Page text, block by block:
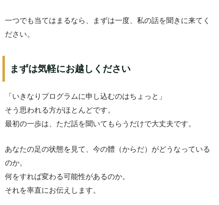
一つでも当てはまるなら、まずは一度、私の話を聞きに来てく
ださい。
まずは気軽にお越しください
「いきなりプログラムに申し込むのはちょっと」
そう思われる方がほとんどです。
最初の一歩は、ただ話を聞いてもらうだけで大丈夫です。
あなたの足の状態を見て、今の體（からだ）がどうなっている
のか。
何をすれば変わる可能性があるのか。
それを率直にお伝えします。